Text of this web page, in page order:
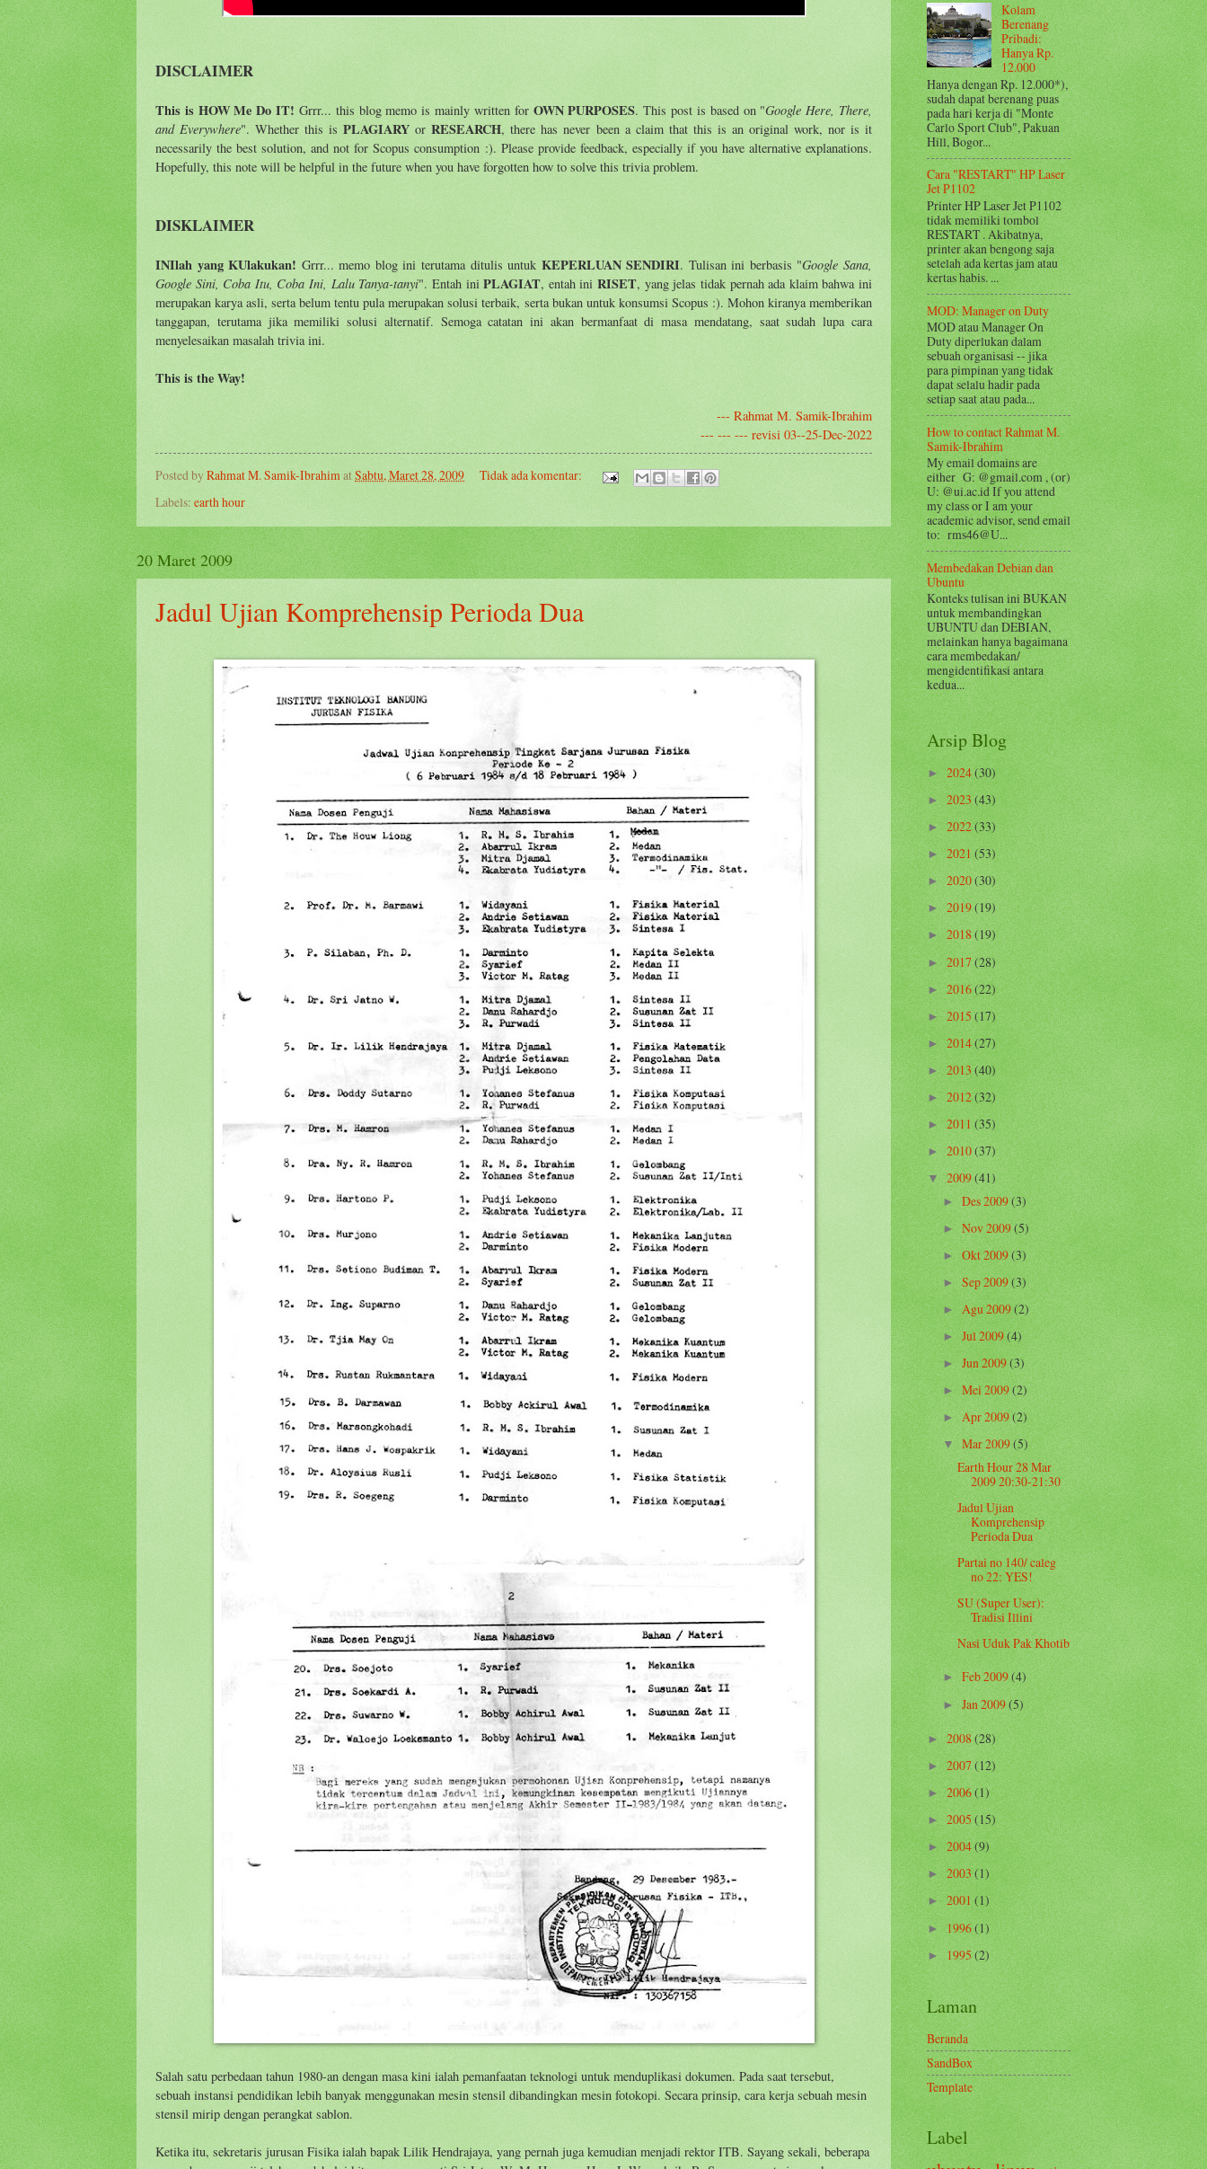
DISCLAIMER
This is HOW Me Do IT! Grrr... this blog memo is mainly written for OWN PURPOSES. This post is based on "Google Here, There,
and Everywhere". Whether this isPLAGIARY orRESEARCH, there has never been a claim that this is an original work, nor is it
necessarily the best solution, and not for Scopus consumption :). Please provide feedback, especially if you have alternative explanations.
Hopefully, this note will be helpful in the future when you have forgotten how to solve this trivia problem.
DISKLAIMER
INIlah yang KUlakukan! Grrr... memo blog ini terutama ditulis untuk KEPERLUAN SENDIRI. Tulisan ini berbasis "Google Sana,
Google Sini, Coba Itu, Coba Ini, Lalu Tanya-tanyi". Entah iniPLAGIAT, entah iniRISET, yang jelas tidak pernah ada klaim bahwa ini
merupakan karya asli, serta belum tentu pula merupakan solusi terbaik, serta bukan untuk konsumsi Scopus :). Mohon kiranya memberikan
tanggapan, terutama jika memiliki solusi alternatif. Semoga catatan ini akan bermanfaat di masa mendatang, saat sudah lupa cara
menyelesaikan masalah trivia ini.
This is the Way!
--- Rahmat M. Samik-Ibrahim
--- --- --- revisi 03--25-Dec-2022
Posted byRahmat M. Samik-IbrahimatSabtu, Maret 28, 2009
Tidak ada komentar:
Labels: earth hour
20 Maret 2009
Jadul Ujian Komprehensip Perioda Dua
Salah satu perbedaan tahun 1980-an dengan masa kini ialah pemanfaatan teknologi untuk menduplikasi dokumen. Pada saat tersebut,
sebuah instansi pendidikan lebih banyak menggunakan mesin stensil dibandingkan mesin fotokopi. Secara prinsip, cara kerja sebuah mesin
stensil mirip dengan perangkat sablon.
Ketika itu, sekretaris jurusan Fisika ialah bapak Lilik Hendrajaya, yang pernah juga kemudian menjadi rektor ITB. Sayang sekali, beberapa
Kolam
Berenang
Pribadi:
Hanya Rp.
12.000
Hanya dengan Rp. 12.000*),
sudah dapat berenang puas
pada hari kerja di "Monte
Carlo Sport Club", Pakuan
Hill, Bogor...
Cara "RESTART" HP Laser
Jet P1102
Printer HP Laser Jet P1102
tidak memiliki tombol
RESTART . Akibatnya,
printer akan bengong saja
setelah ada kertas jam atau
kertas habis. ...
MOD: Manager on Duty
MOD atau Manager On
Duty diperlukan dalam
sebuah organisasi -- jika
para pimpinan yang tidak
dapat selalu hadir pada
setiap saat atau pada...
How to contact Rahmat M.
Samik-Ibrahim
My email domains are
either G: @gmail.com , (or)
U: @ui.ac.id If you attend
my class or I am your
academic advisor, send email
to: rms46@U...
Membedakan Debian dan
Ubuntu
Konteks tulisan ini BUKAN
untuk membandingkan
UBUNTU dan DEBIAN,
melainkan hanya bagaimana
cara membedakan/
mengidentifikasi antara
kedua...
Arsip Blog
►2024(30)
►2023(43)
►2022(33)
►2021(53)
►2020(30)
►2019(19)
►2018(19)
►2017(28)
►2016(22)
►2015(17)
►2014(27)
►2013(40)
►2012(32)
►2011(35)
►2010(37)
▼2009(41)
►Des 2009(3)
►Nov 2009(5)
►Okt 2009(3)
►Sep 2009(3)
►Agu 2009(2)
►Jul 2009(4)
►Jun 2009(3)
►Mei 2009(2)
►Apr 2009(2)
▼Mar 2009(5)
Earth Hour 28 Mar
2009 20:30-21:30
Jadul Ujian
Komprehensip
Perioda Dua
Partai no 140/ caleg
no 22: YES!
SU (Super User):
Tradisi Illini
Nasi Uduk Pak Khotib
►Feb 2009(4)
►Jan 2009(5)
►2008(28)
►2007(12)
►2006(1)
►2005(15)
►2004(9)
►2003(1)
►2001(1)
►1996(1)
►1995(2)
Laman
Beranda
SandBox
Template
Label